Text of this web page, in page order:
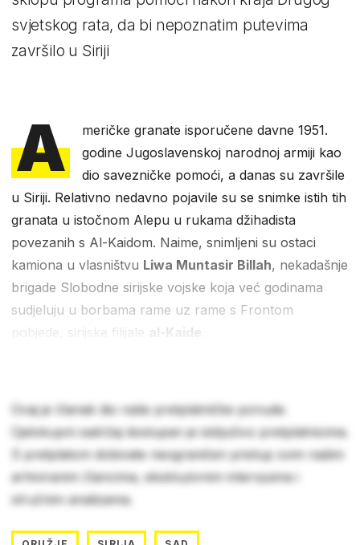
svjetskog rata, da bi nepoznatim putevima
završilo u Siriji
A
meričke granate isporučene davne 1951.
godine Jugoslavenskoj narodnoj armiji kao
dio savezničke pomoći, a danas su završile
u Siriji. Relativno nedavno pojavile su se snimke istih tih
granata u istočnom Alepu u rukama džihadista
povezanih s Al-Kaidom. Naime, snimljeni su ostaci
kamiona u vlasništvu Liwa Muntasir Billah, nekadašnje
brigade Slobodne sirijske vojske koja već godinama
sudjeluju u borbama rame uz rame s Frontom
pobjede, sirijske filijale
al-Kaide
Ovaj je članak dio naše pretplatničke ponude.
Cjelokupni sadržaj dostupan je isključivo pretplatnicima.
S pretplatom dobivate neograničen pristup svim našim
arhiviranim člancima, ekskluzivnim intervjuima i
stručnim analizama.